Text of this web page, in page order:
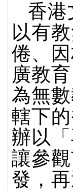
香港
以有
倦、
廣教
為無
轄下
辦以
讓參
發，